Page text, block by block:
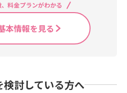
料金プランがわかる
本情報を見る
討している方へ